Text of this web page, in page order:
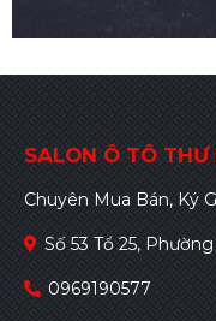
SALON Ô TÔ THƯ
Chuyên Mua Bán, Ký
Số 53 Tổ 25,
0969190577